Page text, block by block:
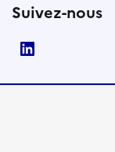
Suivez-nous